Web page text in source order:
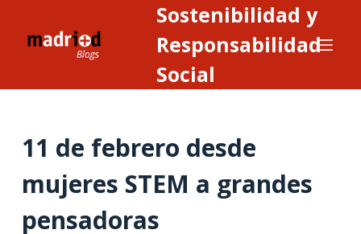
Sostenibilidad y
Responsabilidad
Social
11 de febrero desde
mujeres STEM a grandes
pensadoras